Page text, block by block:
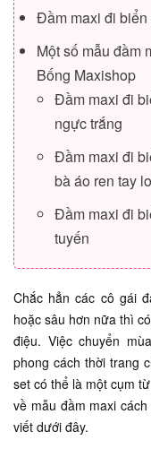
Đầm maxi đi
Một số mẫu đầm
Bống Maxishop
Đầm maxi đi
ngực trắng
Đầm maxi đi
bà áo ren tay
Đầm maxi đi
tuyến
Chắc hẳn các cô gái
hoặc sâu hơn nữa thì
điệu. Việc chuyển
phong cách thời trang
set có thể là một cụm
về mẫu đầm maxi
viết dưới đây.